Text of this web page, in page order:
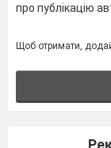
про публікацію
Щоб отримати,